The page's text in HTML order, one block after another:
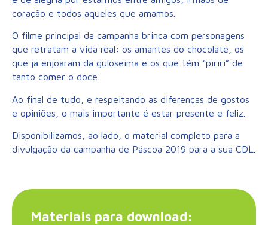
coração e todos aqueles que amamos.
O filme principal da campanha brinca com personagens
que retratam a vida real: os amantes do chocolate, os
que já enjoaram da guloseima e os que têm “piriri” de
tanto comer o doce.
Ao final de tudo, e respeitando as diferenças de gostos
e opiniões, o mais importante é estar presente e feliz.
Disponibilizamos, ao lado, o material completo para a
divulgação da campanha de Páscoa 2019 para a sua CDL.
Materiais para download: